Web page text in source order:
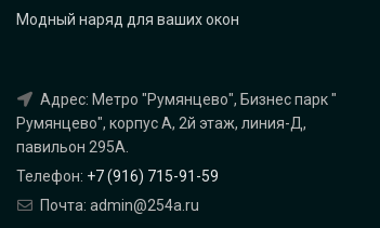
Модный наряд для ваших окон
Адрес: Метро "Румянцево", Бизнес парк "
Румянцево", корпус А, 2й этаж, линия-Д,
павильон 295A.
Телефон: +7 (916) 715-91-59
Почта: admin@254a.ru